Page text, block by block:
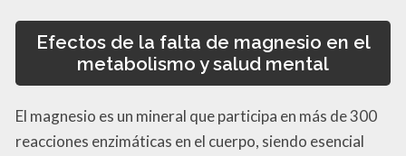
Efectos de la falta de magnesio en el
metabolismo y salud mental
El magnesio es un mineral que participa en más de 300
reacciones enzimáticas en el cuerpo, siendo esencial